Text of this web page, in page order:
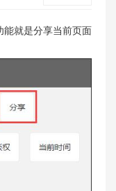
能就是分享当前页面